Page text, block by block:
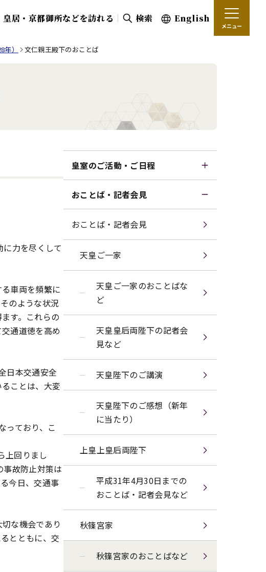
皇居・京都御所などを訪れる 検索 English
メニュー
） 文仁親王殿下のおことば
皇室のご活動・ご日程
おことば・記者会見
おことば・記者会見
天皇ご一家
天皇ご一家のおことばな
ど
天皇皇后両陛下の記者会
見など
天皇陛下のご講演
天皇陛下のご感想（新年
に当たり）
上皇上皇后両陛下
平成31年4月30日までの
おことば・記者会見など
秋篠宮家
秋篠宮家のおことばなど
力を尽くして
車両を頻繁に
のような状況
す。これらの
通道徳を高め
日本交通安全
ことは、大変
っており、こ
上回りまし
故防止対策は
今日、交通事
な機会であり
とともに、交